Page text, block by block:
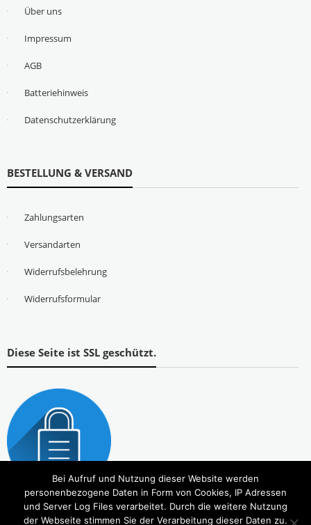
Über uns
Impressum
AGB
Batteriehinweis
Datenschutzerklärung
BESTELLUNG & VERSAND
Zahlungsarten
Versandarten
Widerrufsbelehrung
Widerrufsformular
Diese Seite ist SSL geschützt.
Bei Aufruf und Nutzung dieser Website werden
personenbezogene Daten in Form von Cookies, IP Adressen
und Server Log Files verarbeitet. Durch die weitere Nutzung
der Webseite stimmen Sie der Verarbeitung dieser Daten zu.